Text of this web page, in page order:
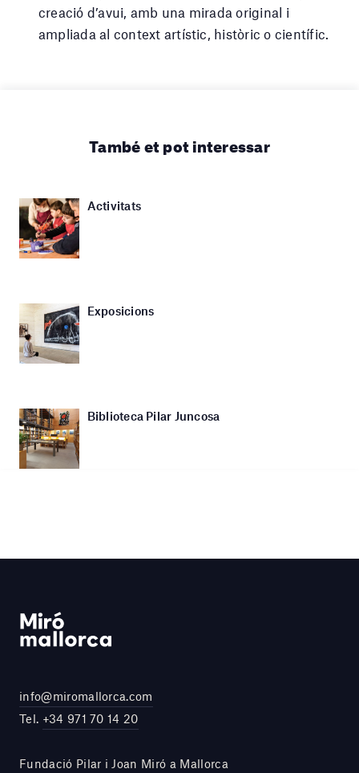
creació d’avui, amb una mirada original i
ampliada al context artístic, històric o científic.
També et pot interessar
Activitats
Exposicions
Biblioteca Pilar Juncosa
info@miromallorca.com
Tel. +34 971 70 14 20
Fundació Pilar i Joan Miró a Mallorca